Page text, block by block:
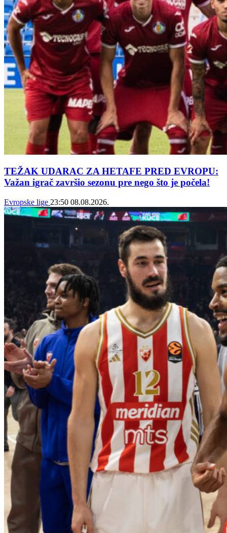
TEŽAK UDARAC ZA HETAFE PRED EVROPU:
Važan igrač završio sezonu pre nego što je počela!
Evropske lige 23:50 08.08.2026.